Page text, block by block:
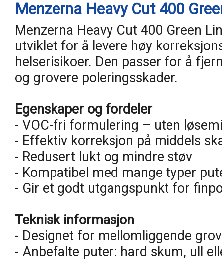
Menzerna Heavy Cut 400
Menzerna Heavy Cut 400 Green
utviklet for å levere høy
helserisikoer. Den passer for å
og grovere poleringsskader.
Egenskaper og fordeler
- VOC-fri formulering – uten
- Effektiv korreksjon på middels
- Redusert lukt og mindre støv
- Kompatibel med mange typer
- Gir et godt utgangspunkt for
Teknisk informasjon
- Designet for mellomliggende
- Anbefalte puter: hard skum, ull